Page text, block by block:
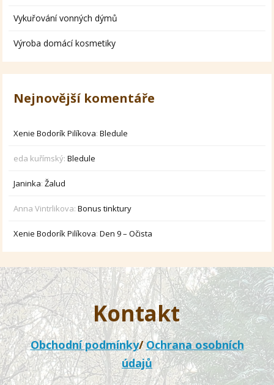
Vykuřování vonných dýmů
Výroba domácí kosmetiky
Nejnovější komentáře
Xenie Bodorík Pilíkova:Bledule
eda kuřímský:Bledule
Janinka:Žalud
Anna Vintrlikova:Bonus tinktury
Xenie Bodorík Pilíkova:Den 9 – Očista
Kontakt
Obchodní podmínky/Ochrana osobních
údajů